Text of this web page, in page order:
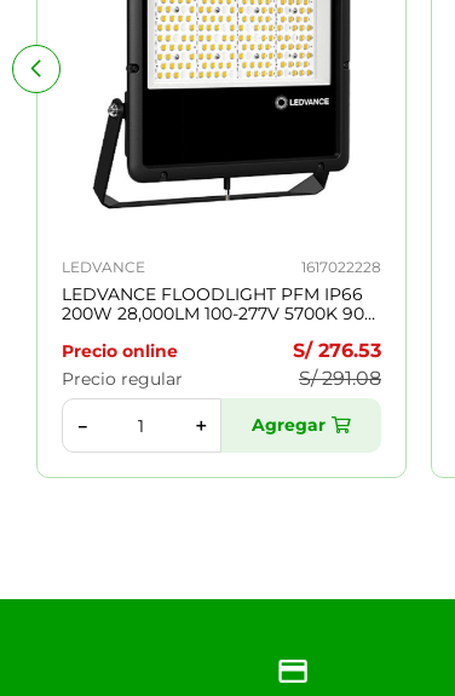
LEDVANCE 1617022228
LEDVANCE FLOODLIGHT PFM IP66
200W 28,000LM 100-277V 5700K 90°
Precio online
S/ 276.53
Precio regular S/ 291.08
＋
－ Agregar